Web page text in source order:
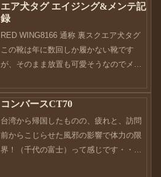
なっているこのJutta ...
エア犬タグ エイジング&メンテ記
録
RED WING8166 通称 裏スクエア犬タグ
この靴は年に数回しか履かない靴です
が、そのまま放置も可愛そうなのでメン
当時は結構履きましたねーワークブーツ
だし、当時は若いのでガシガシのガシガ
シって感じで気...
コンバースCT70
台湾から帰国したものの、疲れと、訪問
前からこじらせた風邪の影響で体力の限
界！（千代の富士）って感じです・・・